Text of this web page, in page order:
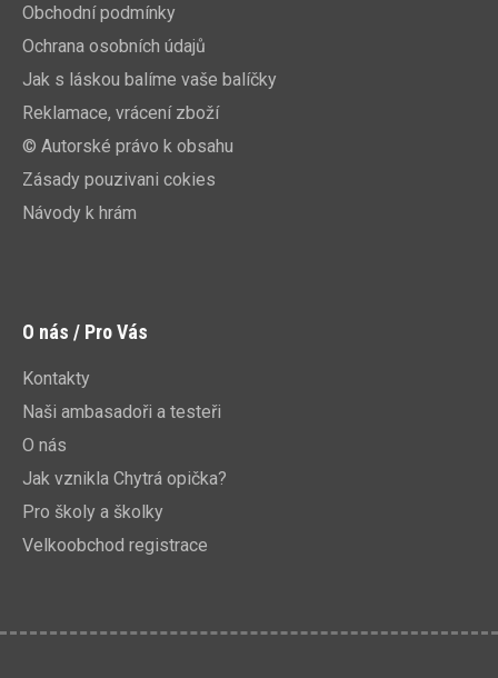
Obchodní podmínky
Ochrana osobních údajů
Jak s láskou balíme vaše balíčky
Reklamace, vrácení zboží
© Autorské právo k obsahu
Zásady pouzivani cokies
Návody k hrám
O nás / Pro Vás
Kontakty
Naši ambasadoři a testeři
O nás
Jak vznikla Chytrá opička?
Pro školy a školky
Velkoobchod registrace